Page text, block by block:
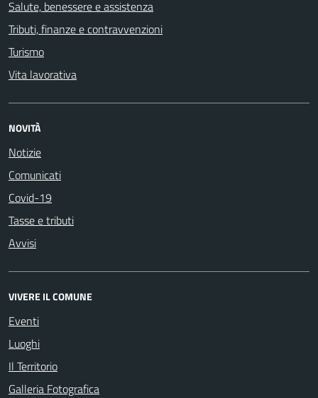
Salute, benessere e assistenza
Tributi, finanze e contravvenzioni
Turismo
Vita lavorativa
NOVITÀ
Notizie
Comunicati
Covid-19
Tasse e tributi
Avvisi
VIVERE IL COMUNE
Eventi
Luoghi
Il Territorio
Galleria Fotografica